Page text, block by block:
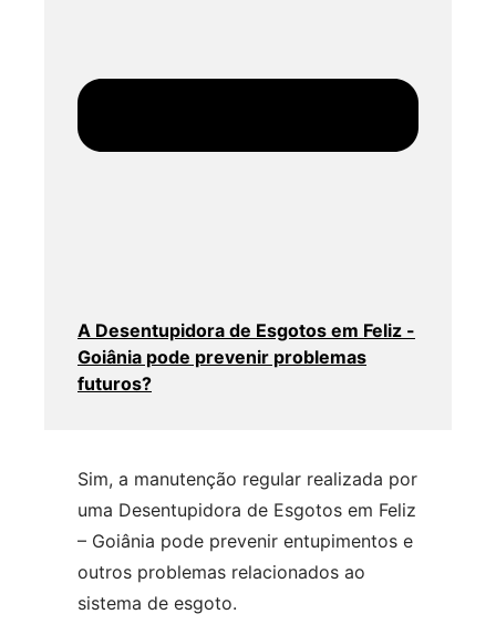
A Desentupidora de Esgotos em Feliz -
Goiânia pode prevenir problemas
futuros?
Sim, a manutenção regular realizada por
uma Desentupidora de Esgotos em Feliz
– Goiânia pode prevenir entupimentos e
outros problemas relacionados ao
sistema de esgoto.